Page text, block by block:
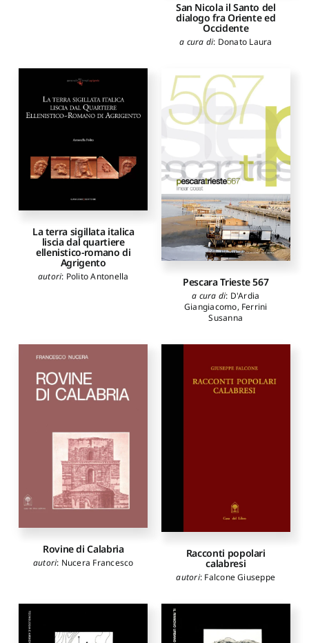
San Nicola il Santo del
dialogo fra Oriente ed
Occidente
a cura di: Donato Laura
La terra sigillata italica
liscia dal quartiere
ellenistico-romano di
Agrigento
autori: Polito Antonella Pescara Trieste 567
a cura di: D'Ardia
Giangiacomo, Ferrini
Susanna
Rovine di Calabria
autori: Nucera Francesco
Racconti popolari
calabresi
autori: Falcone Giuseppe